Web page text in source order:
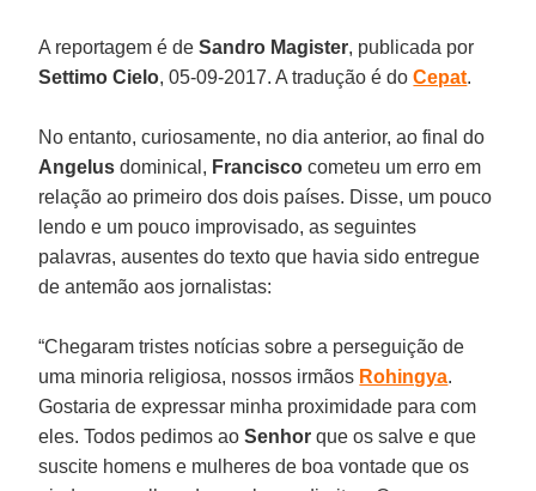
A reportagem é deSandro Magister, publicada por
Settimo Cielo, 05-09-2017. A tradução é doCepat.
No entanto, curiosamente, no dia anterior, ao final do
Angelus dominical, Francisco cometeu um erro em
relação ao primeiro dos dois países. Disse, um pouco
lendo e um pouco improvisado, as seguintes
palavras, ausentes do texto que havia sido entregue
de antemão aos jornalistas:
“Chegaram tristes notícias sobre a perseguição de
uma minoria religiosa, nossos irmãos Rohingya.
Gostaria de expressar minha proximidade para com
eles. Todos pedimos aoSenhor que os salve e que
suscite homens e mulheres de boa vontade que os